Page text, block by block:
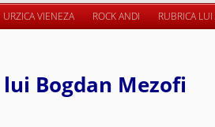
URZICA VIENEZA ROCK ANDI RUBRICA
Bogdan Mezofi